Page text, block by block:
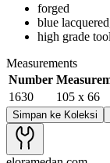
forged
blue
high grade
Measurements
Number
1630
105 x 66
Simpan ke Koleksi